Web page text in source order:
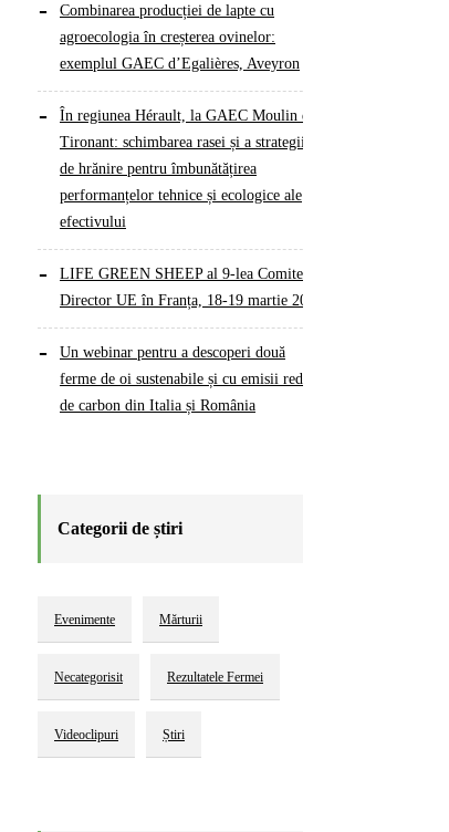
Combinarea producției de lapte cu
agroecologia în creșterea ovinelor:
exemplul GAEC d’Egalières, Aveyron
În regiunea Hérault, la GAEC Moulin du
Tironant: schimbarea rasei și a strategiilor
de hrănire pentru îmbunătățirea
performanțelor tehnice și ecologice ale
efectivului
LIFE GREEN SHEEP al 9-lea Comitet
Director UE în Franța, 18-19 martie 2026
Un webinar pentru a descoperi două
ferme de oi sustenabile și cu emisii reduse
de carbon din Italia și România
Categorii de știri
Evenimente Mărturii
Necategorisit Rezultatele Fermei
Videoclipuri Știri